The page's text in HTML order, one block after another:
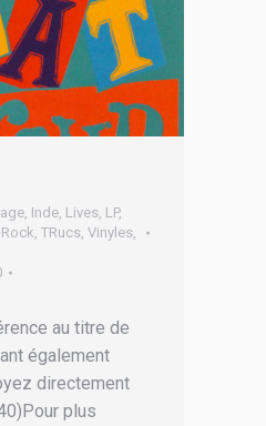
Inde Lives LP,
Rock TRucs Vinyles
au titre de
également
directement
plus